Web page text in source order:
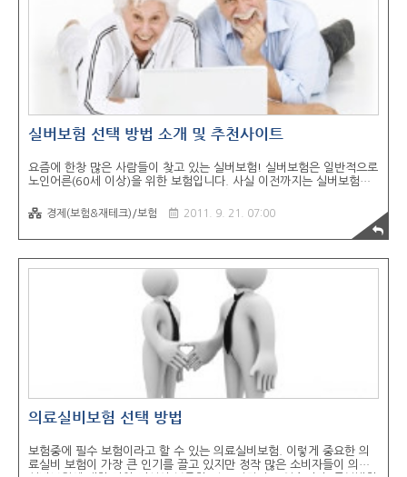
생각되는 보험중에 하나인 암보험! 그러나 암보험의 종류도 매우 다양하
고 어떠한 기준을 가..
실버보험 선택 방법 소개 및 추천사이트
요즘에 한창 많은 사람들이 찾고 있는 실버보험! 실버보험은 일반적으로
노인어른(60세 이상)을 위한 보험입니다. 사실 이전까지는 실버보험의
와 노인인구 증가로 인하여 요즘에는 실버보험 또한 꼭 가지고 있으면
좋은 보험으로 호평을 받고 있습니다. 실버보험의 또 다른 이름이 효도
보험입니다. 보통 자녀들이 부모님을 위해서 많이 가입하기 때문입니다.
게 선택하는게 좋을까? 실버보험은 효도보험, 효보험이라고도 불립니
다. 부모님에게 효도를 한다는 의미에서 이렇게 불리게 되었습니다. 실
버보험은 노인어른을 위한 보험..
경제(보험&재테크)/보험 2011. 9. 21. 07:00
의료실비보험 선택 방법
보험중에 필수 보험이라고 할 수 있는 의료실비보험. 이렇게 중요한 의
료실비 보험이 가장 큰 인기를 끌고 있지만 정작 많은 소비자들이 의료